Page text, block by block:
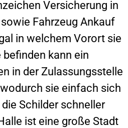
Versicherung in
Fahrzeug Ankauf
in welchem Vorort sie
befinden kann ein
in der Zulassungsstelle
sie einfach sich
Schilder schneller
ist eine große Stadt